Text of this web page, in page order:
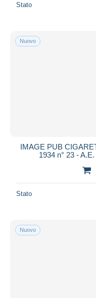
Stato
Nuovo
IMAGE PUB
1934 n° 23 -
Stato
Nuovo